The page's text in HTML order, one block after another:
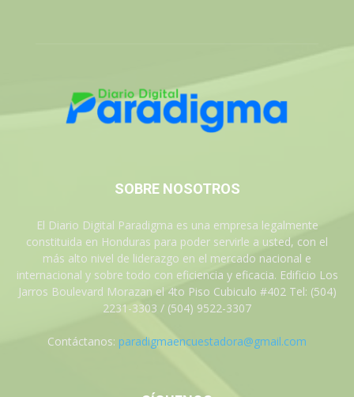
SOBRE NOSOTROS
El Diario Digital Paradigma es una empresa legalmente
constituida en Honduras para poder servirle a usted, con el
más alto nivel de liderazgo en el mercado nacional e
internacional y sobre todo con eficiencia y eficacia. Edificio Los
Jarros Boulevard Morazan el 4to Piso Cubiculo #402 Tel: (504)
2231-3303 / (504) 9522-3307
Contáctanos: paradigmaencuestadora@gmail.com